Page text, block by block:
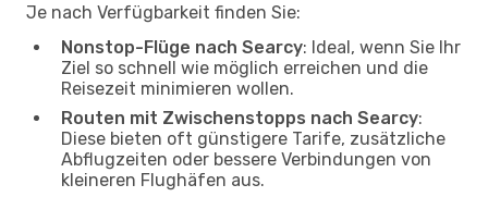
Je nach Verfügbarkeit finden Sie:
Nonstop-Flüge nach Searcy: Ideal, wenn Sie Ihr
Ziel so schnell wie möglich erreichen und die
Reisezeit minimieren wollen.
Routen mit Zwischenstopps nach Searcy:
Diese bieten oft günstigere Tarife, zusätzliche
Abflugzeiten oder bessere Verbindungen von
kleineren Flughäfen aus.